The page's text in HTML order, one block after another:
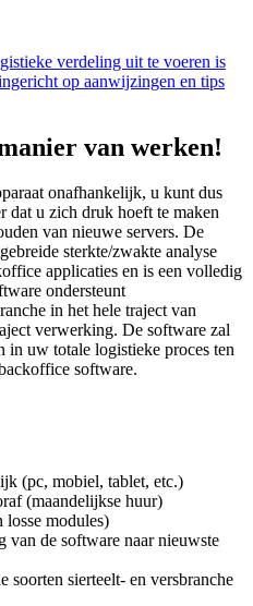
verdeling uit te voeren is
op aanwijzingen en tips
van werken!
onafhankelijk, u kunt dus
dat u zich druk hoeft te maken
van nieuwe servers. De
sterkte/zwakte analyse
applicaties en is een volledig
ondersteunt
in het hele traject van
verwerking. De software zal
in uw totale logistieke proces ten
software.
(pc, mobiel, tablet, etc.)
(maandelijkse huur)
losse modules)
de software naar nieuwste
soorten sierteelt- en versbranche